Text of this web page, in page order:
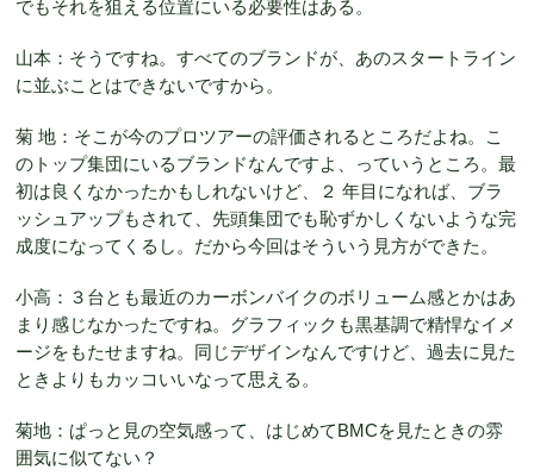
でもそれを狙える位置にいる必要性はある。
山本：そうですね。すべてのブランドが、あのスタートライン
に並ぶことはできないですから。
菊 地：そこが今のプロツアーの評価されるところだよね。こ
のトップ集団にいるブランドなんですよ、っていうところ。最
初は良くなかったかもしれないけど、２ 年目になれば、ブラ
ッシュアップもされて、先頭集団でも恥ずかしくないような完
成度になってくるし。だから今回はそういう見方ができた。
小高：３台とも最近のカーボンバイクのボリューム感とかはあ
まり感じなかったですね。グラフィックも黒基調で精悍なイメ
ージをもたせますね。同じデザインなんですけど、過去に見た
ときよりもカッコいいなって思える。
菊地：ぱっと見の空気感って、はじめてBMCを見たときの雰
囲気に似てない？